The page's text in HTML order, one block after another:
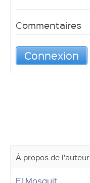
Commentaires
Connexion
À propos de l'auteur
El Mosquit